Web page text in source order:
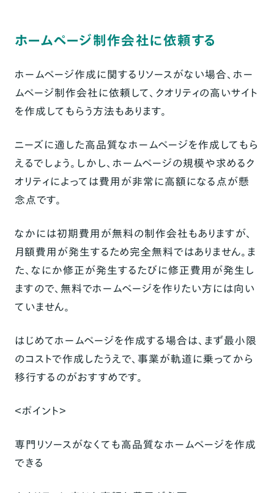
ホームページ制作会社に依頼する
ホームページ作成に関するリソースがない場合、ホー
ムページ制作会社に依頼して、クオリティの高いサイト
を作成してもらう方法もあります。
ニーズに適した高品質なホームページを作成してもら
えるでしょう。しかし、ホームページの規模や求めるク
オリティによっては費用が非常に高額になる点が懸
念点です。
なかには初期費用が無料の制作会社もありますが、
月額費用が発生するため完全無料ではありません。ま
た、なにか修正が発生するたびに修正費用が発生し
ますので、無料でホームページを作りたい方には向い
ていません。
はじめてホームページを作成する場合は、まず最小限
のコストで作成したうえで、事業が軌道に乗ってから
移行するのがおすすめです。
＜ポイント＞
専門リソースがなくても高品質なホームページを作成
できる